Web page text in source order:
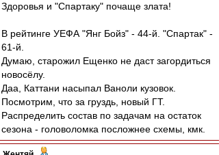
Здоровья и "Спартаку" почаще злата!
В рейтинге УЕФА "Янг Бойз" - 44-й. "Спартак" -
61-й.
Думаю, старожил Ещенко не даст загордиться
новосёлу.
Даа, Каттани насыпал Ваноли кузовок.
Посмотрим, что за груздь, новый ГТ.
Распределить состав по задачам на остаток
сезона - головоломка посложнее схемы, кмк.